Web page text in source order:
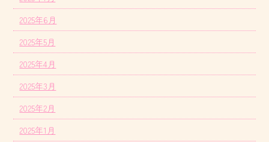
2025年6月
2025年5月
2025年4月
2025年3月
2025年2月
2025年1月